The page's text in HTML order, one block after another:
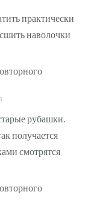
практически
наволочки
рубашки.
получается
смотрятся